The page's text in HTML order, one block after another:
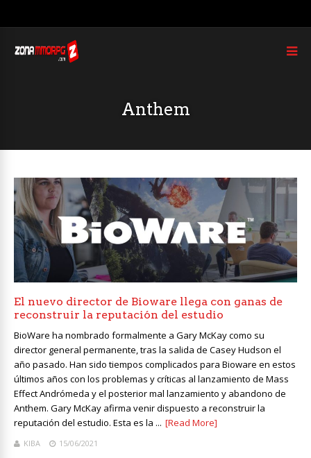
Anthem
El nuevo director de Bioware llega con ganas de
reconstruir la reputación del estudio
BioWare ha nombrado formalmente a Gary McKay como su
director general permanente, tras la salida de Casey Hudson el
año pasado. Han sido tiempos complicados para Bioware en estos
últimos años con los problemas y críticas al lanzamiento de Mass
Effect Andrómeda y el posterior mal lanzamiento y abandono de
Anthem. Gary McKay afirma venir dispuesto a reconstruir la
reputación del estudio. Esta es la ... [Read More]
KIBA 15/06/2021